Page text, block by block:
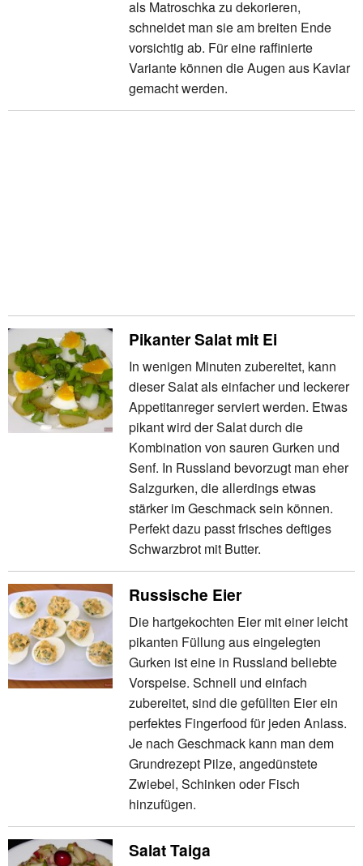
als Matroschka zu dekorieren,
schneidet man sie am breiten Ende
vorsichtig ab. Für eine raffinierte
Variante können die Augen aus Kaviar
gemacht werden.
Pikanter Salat mit Ei
In wenigen Minuten zubereitet, kann
dieser Salat als einfacher und leckerer
Appetitanreger serviert werden. Etwas
pikant wird der Salat durch die
Kombination von sauren Gurken und
Senf. In Russland bevorzugt man eher
Salzgurken, die allerdings etwas
stärker im Geschmack sein können.
Perfekt dazu passt frisches deftiges
Schwarzbrot mit Butter.
Russische Eier
Die hartgekochten Eier mit einer leicht
pikanten Füllung aus eingelegten
Gurken ist eine in Russland beliebte
Vorspeise. Schnell und einfach
zubereitet, sind die gefüllten Eier ein
perfektes Fingerfood für jeden Anlass.
Je nach Geschmack kann man dem
Grundrezept Pilze, angedünstete
Zwiebel, Schinken oder Fisch
hinzufügen.
Salat Taiga